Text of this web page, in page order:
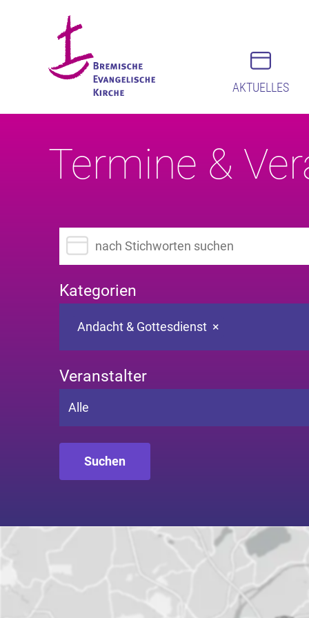
AKTUELLES
Termine &
Suchbegriff eingeben
Kategorien
×
Andacht & Gottesdienst
Veranstalter
Alle